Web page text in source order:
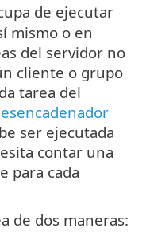
de ejecutar
mismo o en
del servidor no
cliente o grupo
tarea del
ser ejecutada
contar una
para cada
de dos maneras: